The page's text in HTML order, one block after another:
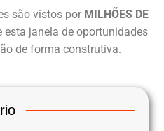
são vistos por MILHÕES DE
esta janela de oportunidades
de forma construtiva.